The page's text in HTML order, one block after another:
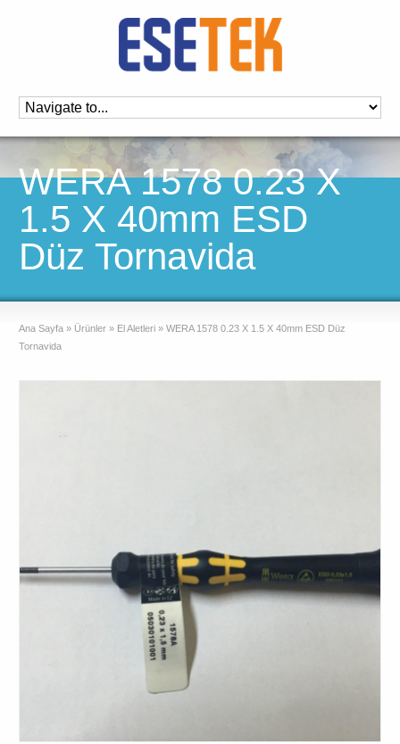
WERA 1578 0.23 X
1.5 X 40mm ESD
Düz Tornavida
Ana Sayfa » Ürünler » El Aletleri » WERA 1578 0.23 X 1.5 X 40mm ESD Düz
Tornavida